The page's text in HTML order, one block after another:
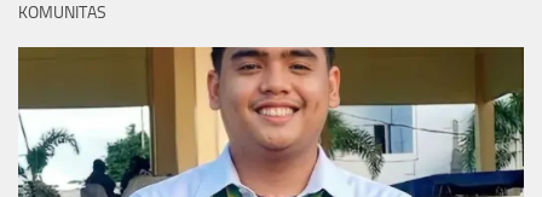
KOMUNITAS